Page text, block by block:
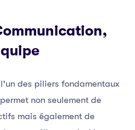
des piliers fondamentaux
non seulement de
mais également de